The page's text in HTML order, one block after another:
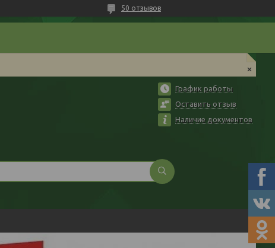
50 отзывов
График работы
Оставить отзыв
Наличие документов